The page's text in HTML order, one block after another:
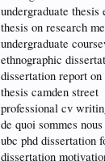
undergraduate thesis
thesis on research
undergraduate
ethnographic
dissertation report
thesis camden street
professional cv
de quoi sommes
ubc phd dissertation
dissertation